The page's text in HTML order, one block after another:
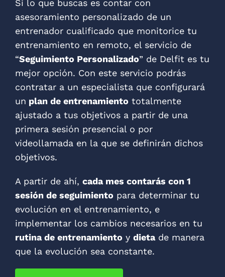
Si lo que buscas es contar con
asesoramiento personalizado de un
entrenador cualificado que monitorice tu
entrenamiento en remoto, el servicio de
“Seguimiento Personalizado” de Delfit es tu
mejor opción. Con este servicio podrás
contratar a un especialista que configurará
un plan de entrenamiento totalmente
ajustado a tus objetivos a partir de una
primera sesión presencial o por
videollamada en la que se definirán dichos
objetivos.
A partir de ahí, cada mes contarás con 1
sesión de seguimiento para determinar tu
evolución en el entrenamiento, e
implementar los cambios necesarios en tu
rutina de entrenamiento y dietade manera
que la evolución sea constante.